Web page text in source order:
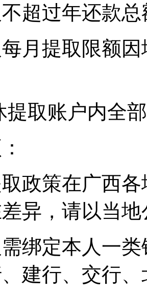
超过年还款
月提取限额
提取账户内全
政策在广西
异，请以当
绑定本人一
建行、交行